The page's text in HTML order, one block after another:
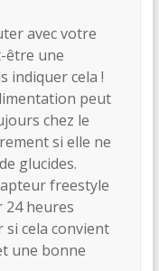
avec votre
être une
indiquer cela !
peut
chez le
si elle ne
glucides.
freestyle
24 heures
si cela convient
une bonne